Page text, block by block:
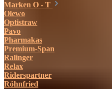
Marken O - T
Olewo
Optistraw
Pavo
Pharmakas
Premium-Span
Ralinger
Relax
Riderspartner
Röhnfried